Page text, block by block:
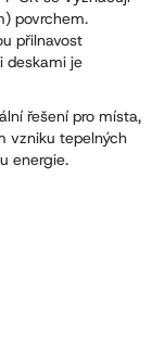
povrchem.
přilnavost
deskami je
řešení pro místa,
vzniku tepelných
energie.